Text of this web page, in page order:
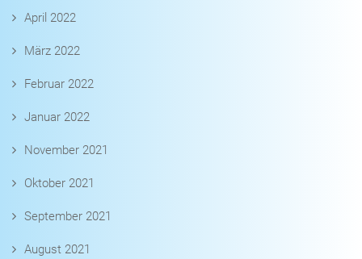
April 2022
März 2022
Februar 2022
Januar 2022
November 2021
Oktober 2021
September 2021
August 2021